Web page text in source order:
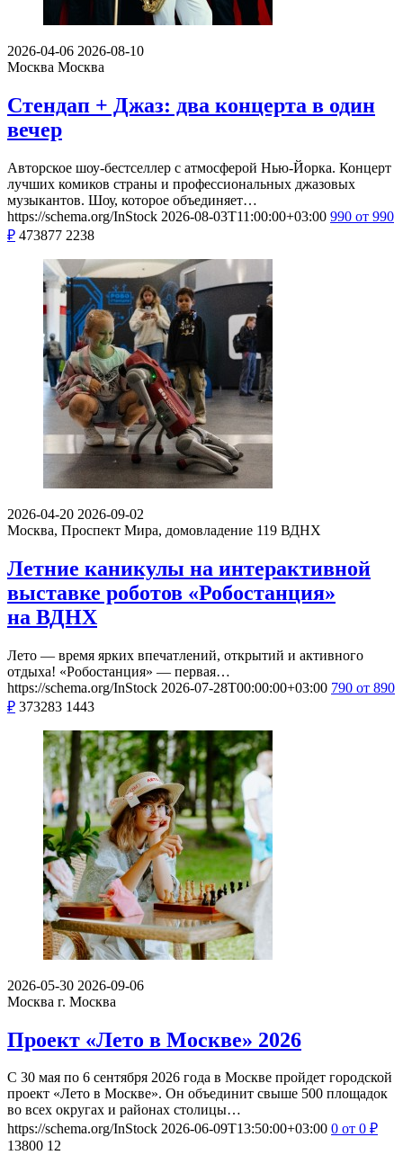
2026-04-06 2026-08-10
Москва Москва
Стендап + Джаз: два концерта в один
вечер
Авторское шоу-бестселлер с атмосферой Нью-Йорка. Концерт
лучших комиков страны и профессиональных джазовых
музыкантов. Шоу, которое объединяет…
https://schema.org/InStock 2026-08-03T11:00:00+03:00 990 от 990
₽ 473877 2238
2026-04-20 2026-09-02
Москва, Проспект Мира, домовладение 119 ВДНХ
Летние каникулы на интерактивной
выставке роботов «Робостанция»
на ВДНХ
Лето — время ярких впечатлений, открытий и активного
отдыха! «Робостанция» — первая…
https://schema.org/InStock 2026-07-28T00:00:00+03:00 790 от 890
₽ 373283 1443
2026-05-30 2026-09-06
Москва г. Москва
Проект «Лето в Москве» 2026
С 30 мая по 6 сентября 2026 года в Москве пройдет городской
проект «Лето в Москве». Он объединит свыше 500 площадок
во всех округах и районах столицы…
https://schema.org/InStock 2026-06-09T13:50:00+03:00 0 от 0 ₽
13800 12